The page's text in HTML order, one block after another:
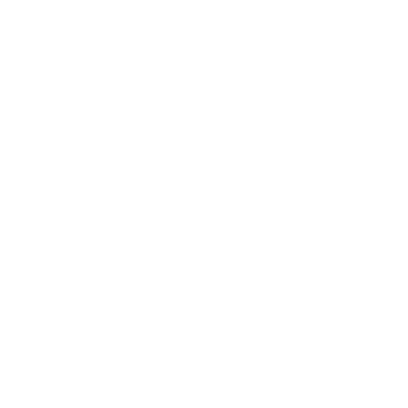
are used to help us analyze how the website is used and to offer